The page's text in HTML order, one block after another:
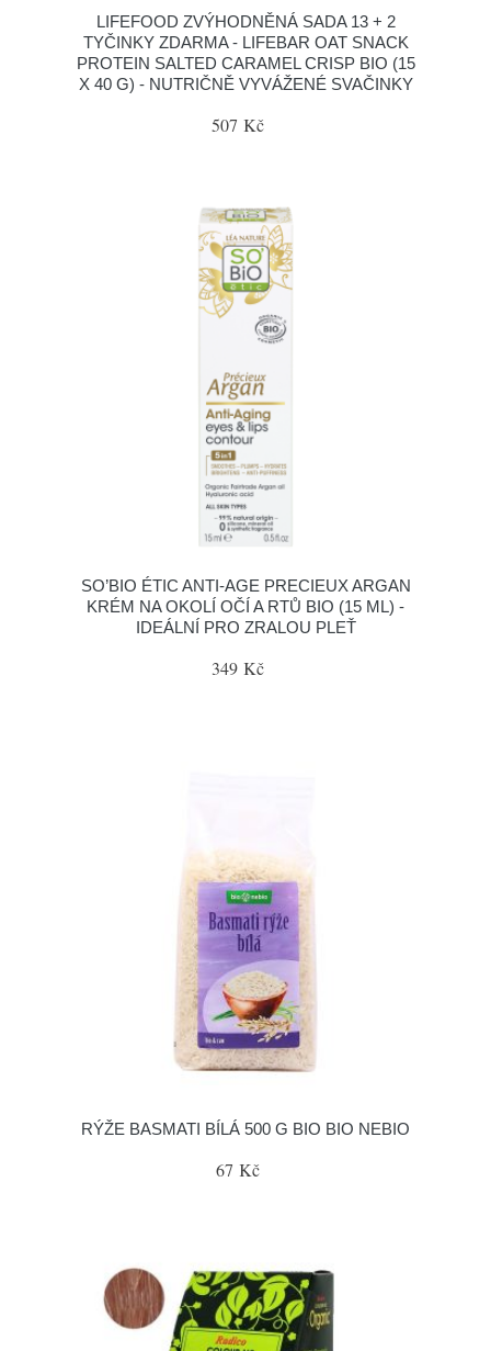
LIFEFOOD ZVÝHODNĚNÁ SADA 13 + 2
TYČINKY ZDARMA - LIFEBAR OAT SNACK
PROTEIN SALTED CARAMEL CRISP BIO (15
X 40 G) - NUTRIČNĚ VYVÁŽENÉ SVAČINKY
507 Kč
SO’BIO ÉTIC ANTI-AGE PRECIEUX ARGAN
KRÉM NA OKOLÍ OČÍ A RTŮ BIO (15 ML) -
IDEÁLNÍ PRO ZRALOU PLEŤ
349 Kč
RÝŽE BASMATI BÍLÁ 500 G BIO BIO NEBIO
67 Kč